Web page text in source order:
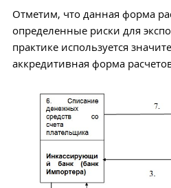
Отметим, что данная форма
определенные риски для
практике используется
аккредитивная форма